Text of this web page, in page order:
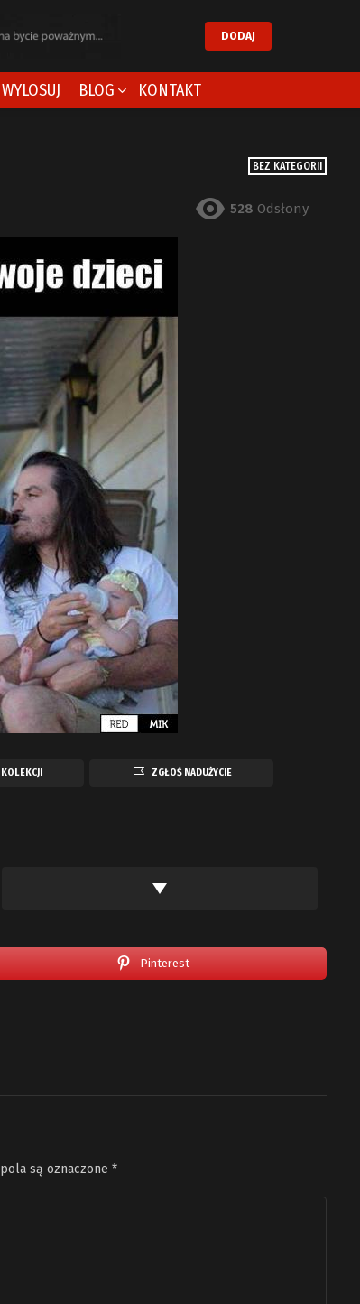
DODAJ
WYLOSUJ BLOG KONTAKT
BEZ KATEGORII
528 Odsłony
ZGŁOŚ NADUŻYCIE
Pinterest
są oznaczone *